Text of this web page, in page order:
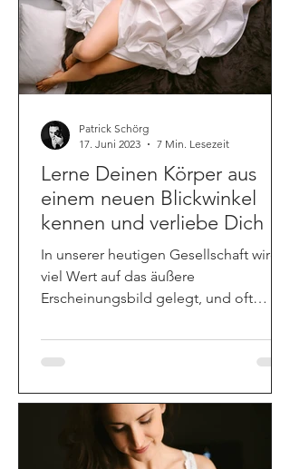
Lerne Deinen Körper aus
einem neuen Blickwinkel
kennen und verliebe Dich in
Deine sinnlichen Seiten
In unserer heutigen Gesellschaft wird
viel Wert auf das äußere
Erscheinungsbild gelegt, und oft
Patrick Schörg
17. Juni 2023
7 Min. Lesezeit